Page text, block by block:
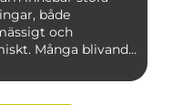
både
och
Många blivande